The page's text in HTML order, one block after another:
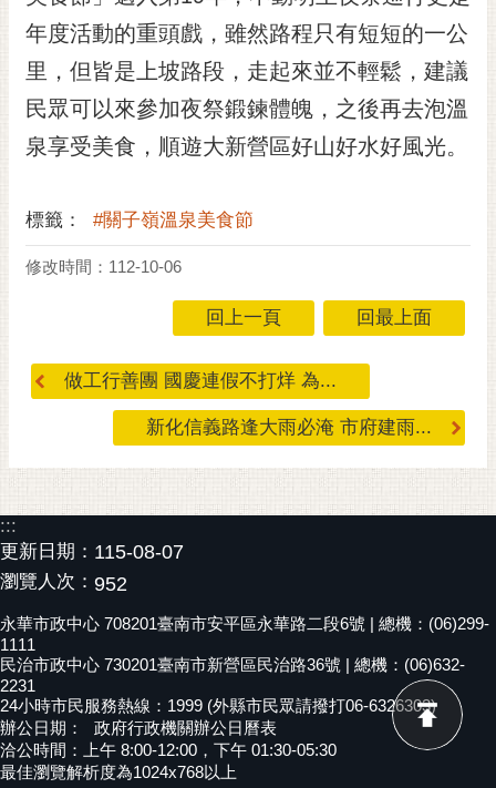
市
民
信
箱
English
語
隱
安
全
站
資
料
開
放
宣
告
市
府
交
年度活動的重頭戲，雖然路程只有短短的一公
里，但皆是上坡路段，走起來並不輕鬆，建議
民眾可以來參加夜祭鍛鍊體魄，之後再去泡溫
泉享受美食，順遊大新營區好山好水好風光。
標籤： #關子嶺溫泉美食節
修改時間：112-10-06
回上一頁 回最上面
做工行善團 國慶連假不打烊 為...
新化信義路逢大雨必淹 市府建雨...
:::
更新日期： 115-08-07
瀏覽人次： 952
永華市政中心 708201臺南市安平區永華路二段6號 | 總機：(06)299-
1111
民治市政中心 730201臺南市新營區民治路36號 | 總機：(06)632-
2231
24小時市民服務熱線：1999 (外縣市民眾請撥打06-6326303)
辦公日期：
政府行政機關辦公日曆表
洽公時間：上午 8:00-12:00，下午 01:30-05:30
最佳瀏覽解析度為1024x768以上